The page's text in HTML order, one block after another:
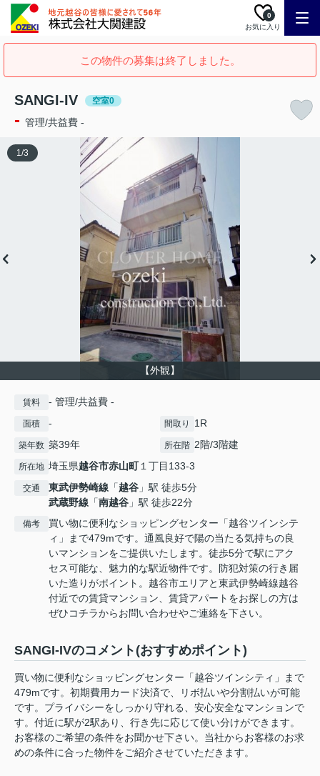
お気に入り
0
この物件の募集は終了しました。
SANGI-IV 空室0
- 管理/共益費 -
【外観】
1/3
賃料 - 管理/共益費 -
面積 - 間取り 1R
築年数 築39年 所在階 2階/3階建
所在地 埼玉県越谷市赤山町１丁目133-3
交通 東武伊勢崎線 「越谷 」駅 徒歩5分
武蔵野線 「南越谷 」駅 徒歩22分
備考
買い物に便利なショッピングセンター「越谷ツインシテ
ィ」まで479mです。通風良好で陽の当たる気持ちの良
いマンションをご提供いたします。徒歩5分で駅にアク
セス可能な、魅力的な駅近物件です。防犯対策の行き届
いた造りがポイント。越谷市エリアと東武伊勢崎線越谷
付近での賃貸マンション、賃貸アパートをお探しの方は
ぜひコチラからお問い合わせやご連絡を下さい。
SANGI-IVのコメント(おすすめポイント)
買い物に便利なショッピングセンター「越谷ツインシティ」まで
479mです。初期費用カード決済で、リボ払いや分割払いが可能
です。プライバシーをしっかり守れる、安心安全なマンションで
す。付近に駅が2駅あり、行き先に応じて使い分けができます。
お客様のご希望の条件をお聞かせ下さい。当社からお客様のお求
めの条件に合った物件をご紹介させていただきます。